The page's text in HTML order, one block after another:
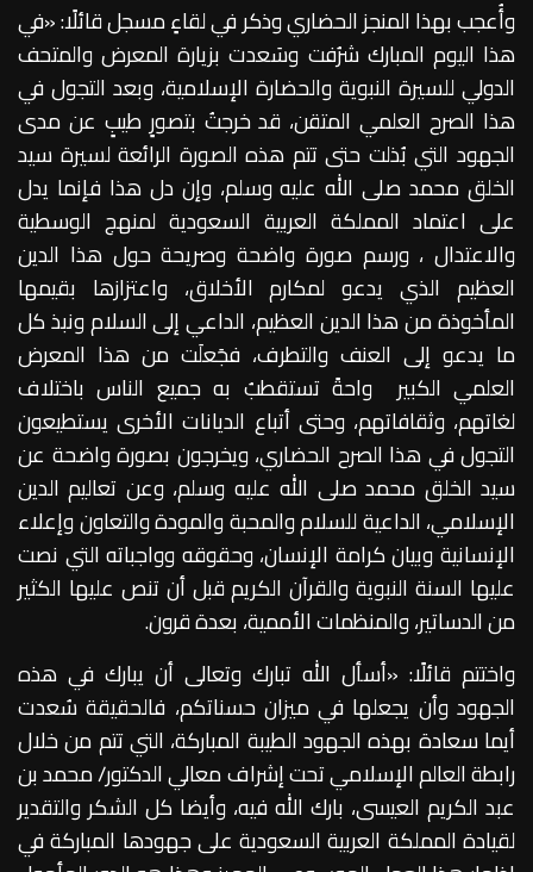
وأُعجب بهذا المنجز الحضاري وذكر في لقاءٍ مسجل قائلًا: «في
هذا اليوم المبارك شرُفت وسَعدت بزيارة المعرض والمتحف
الدولي للسيرة النبوية والحضارة الإسلامية، وبعد التجول في
هذا الصرح العلمي المتقن، قد خرجتُ بتصورٍ طيبٍ عن مدى
الجهود التي بُذلت حتى تتم هذه الصورة الرائعة لسيرة سيد
الخلق محمد صلى الله عليه وسلم، وإن دل هذا فإنما يدل
على اعتماد المملكة العربية السعودية لمنهج الوسطية
والاعتدال ، ورسم صورة واضحة وصريحة حول هذا الدين
العظيم الذي يدعو لمكارم الأخلاق، واعتزازها بقيمها
المأخوذة من هذا الدين العظيم، الداعي إلى السلام ونبذ كل
ما يدعو إلى العنف والتطرف، فجَعلَت من هذا المعرض
العلمي الكبير واحةً تستقطبُ به جميع الناس باختلاف
لغاتهم، وثقافاتهم، وحتى أتباع الديانات الأخرى يستطيعون
التجول في هذا الصرح الحضاري، ويخرجون بصورة واضحة عن
سيد الخلق محمد صلى الله عليه وسلم، وعن تعاليم الدين
الإسلامي، الداعية للسلام والمحبة والمودة والتعاون وإعلاء
الإنسانية وبيان كرامة الإنسان، وحقوقه وواجباته التي نصت
عليها السنة النبوية والقرآن الكريم قبل أن تنص عليها الكثير
من الدساتير، والمنظمات الأممية، بعدة قرون.
واختتم قائلًا: «أسأل الله تبارك وتعالى أن يبارك في هذه
الجهود وأن يجعلها في ميزان حسناتكم، فالحقيقة سُعدت
أيما سعادة بهذه الجهود الطيبة المباركة، التي تتم من خلال
رابطة العالم الإسلامي تحت إشراف معالي الدكتور/ محمد بن
عبد الكريم العيسى، بارك الله فيه، وأيضا كل الشكر والتقدير
لقيادة المملكة العربية السعودية على جهودها المباركة في